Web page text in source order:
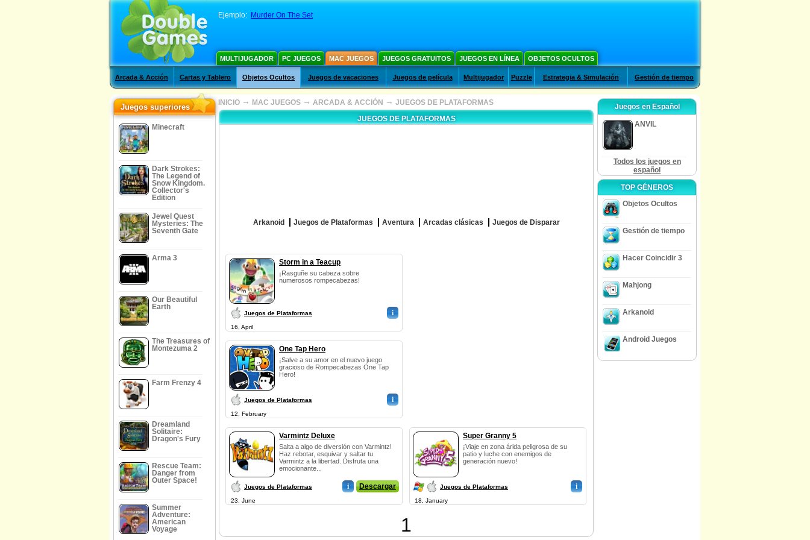
Ejemplo: Murder On The Set
MULTIJUGADOR PC JUEGOS MAC JUEGOS JUEGOS GRATUITOS JUEGOS EN LÍNEA OBJETOS OCULTOS
Arcada & Acción Cartas y Tablero Objetos Ocultos Juegos de vacaciones Juegos de película Multijugador Puzzle Estrategia & Simulación Gestión de tiempo
Juegos superiores
Minecraft
Dark Strokes:
The Legend of
Snow Kingdom.
Collector's
Edition
Jewel Quest
Mysteries: The
Seventh Gate
Arma 3
Our Beautiful
Earth
The Treasures of
Montezuma 2
Farm Frenzy 4
Dreamland
Solitaire:
Dragon's Fury
Rescue Team:
Danger from
Outer Space!
Summer
Adventure:
American
Voyage
INICIO → MAC JUEGOS → ARCADA & ACCIÓN → JUEGOS DE PLATAFORMAS
JUEGOS DE PLATAFORMAS
Arkanoid Juegos de Plataformas Aventura Arcadas clásicas Juegos de Disparar
Storm in a Teacup
¡Rasguñe su cabeza sobre
numerosos rompecabezas!
Juegos de Plataformas i
16, April
One Tap Hero
¡Salve a su amor en el nuevo juego
gracioso de Rompecabezas One Tap
Hero!
Juegos de Plataformas i
12, February
Varmintz Deluxe
Salta a algo de diversión con Varmintz!
Haz rebotar, esquivar y saltar tu
Varmintz a la libertad. Disfruta una
emocionante...
Juegos de Plataformas i Descargar
23, June
Super Granny 5
¡Viaje en zona árida peligrosa de su
patio y luche con enemigos de
generación nuevo!
Juegos de Plataformas i
18, January
1
Juegos en Español
ANVIL
Todos los juegos en
español
TOP GÉNEROS
Objetos Ocultos
Gestión de tiempo
Hacer Coincidir 3
Mahjong
Arkanoid
Android Juegos